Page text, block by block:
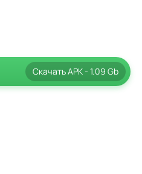
СкачатьAPK- 1.09 Gb